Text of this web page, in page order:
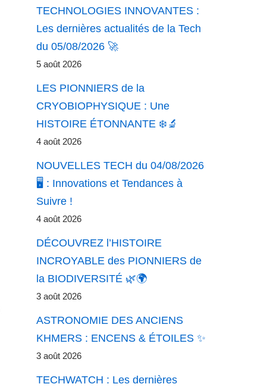
TECHNOLOGIES INNOVANTES :
Les dernières actualités de la Tech
du 05/08/2026 🚀
5 août 2026
LES PIONNIERS de la
CRYOBIOPHYSIQUE : Une
HISTOIRE ÉTONNANTE ❄️🔬
4 août 2026
NOUVELLES TECH du 04/08/2026
🖥️ : Innovations et Tendances à
Suivre !
4 août 2026
DÉCOUVREZ l’HISTOIRE
INCROYABLE des PIONNIERS de
la BIODIVERSITÉ 🌿🌍
3 août 2026
ASTRONOMIE DES ANCIENS
KHMERS : ENCENS & ÉTOILES ✨
3 août 2026
TECHWATCH : Les dernières